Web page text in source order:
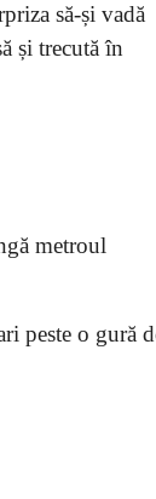
să-și vadă
și trecută în
metroul
peste o gură